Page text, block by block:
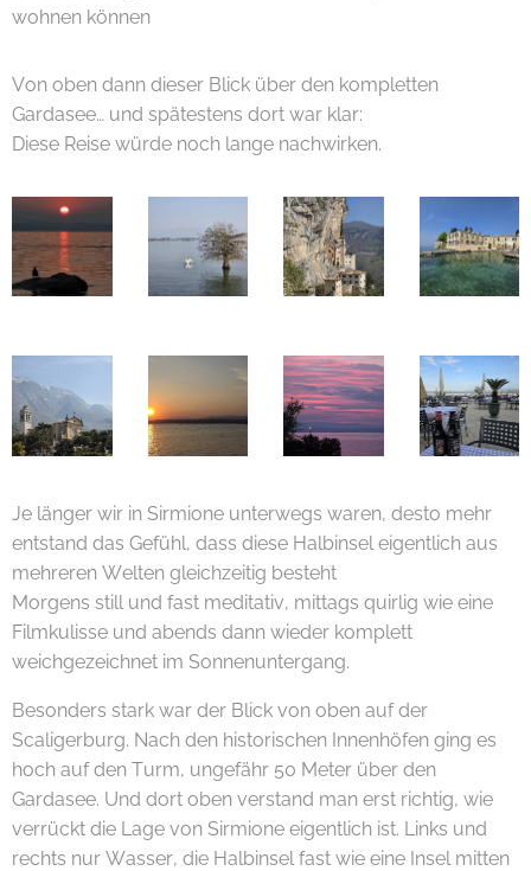
wohnen können 😄⚔️🏰
Von oben dann dieser Blick über den kompletten
Gardasee… und spätestens dort war klar:
Diese Reise würde noch lange nachwirken. 😊✨
Je länger wir in Sirmione unterwegs waren, desto mehr
entstand das Gefühl, dass diese Halbinsel eigentlich aus
mehreren Welten gleichzeitig besteht 😊🌊
Morgens still und fast meditativ, mittags quirlig wie eine
Filmkulisse und abends dann wieder komplett
weichgezeichnet im Sonnenuntergang.
Besonders stark war der Blick von oben auf der
Scaligerburg. Nach den historischen Innenhöfen ging es
hoch auf den Turm, ungefähr 50 Meter über den
Gardasee. Und dort oben verstand man erst richtig, wie
verrückt die Lage von Sirmione eigentlich ist. Links und
rechts nur Wasser, die Halbinsel fast wie eine Insel mitten